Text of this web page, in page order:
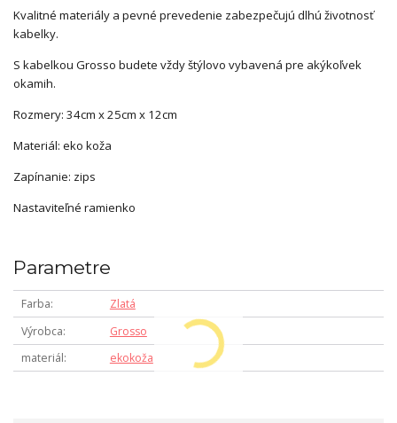
Kvalitné materiály a pevné prevedenie zabezpečujú dlhú životnosť
kabelky.
S kabelkou Grosso budete vždy štýlovo vybavená pre akýkoľvek
okamih.
Rozmery: 34cm x 25cm x 12cm
Materiál: eko koža
Zapínanie: zips
Nastaviteľné ramienko
Parametre
Farba
Zlatá
Výrobca
Grosso
materiál
ekokoža